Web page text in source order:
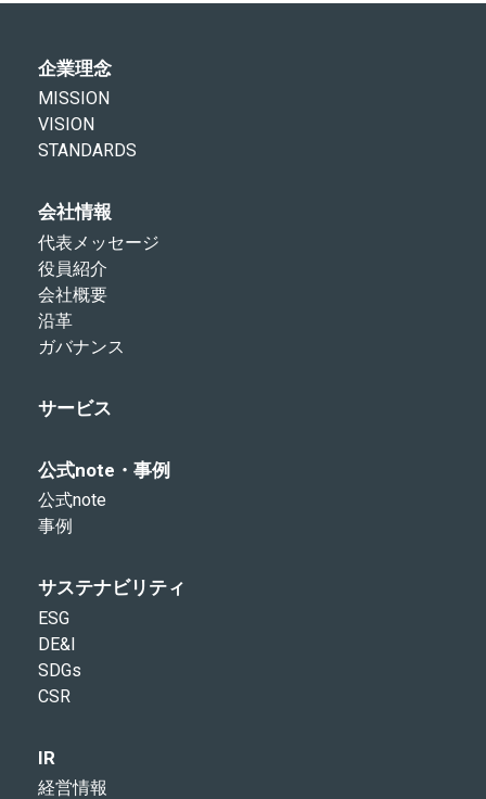
企業理念
MISSION
VISION
STANDARDS
会社情報
代表メッセージ
役員紹介
会社概要
沿革
ガバナンス
サービス
公式note・事例
公式note
事例
サステナビリティ
ESG
DE&I
SDGs
CSR
IR
経営情報